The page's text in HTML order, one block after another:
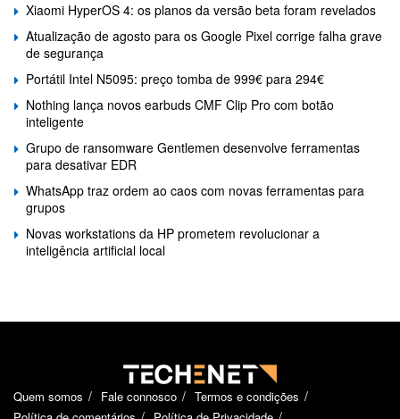
Xiaomi HyperOS 4: os planos da versão beta foram revelados
Atualização de agosto para os Google Pixel corrige falha grave
de segurança
Portátil Intel N5095: preço tomba de 999€ para 294€
Nothing lança novos earbuds CMF Clip Pro com botão
inteligente
Grupo de ransomware Gentlemen desenvolve ferramentas
para desativar EDR
WhatsApp traz ordem ao caos com novas ferramentas para
grupos
Novas workstations da HP prometem revolucionar a
inteligência artificial local
Quem somos Fale connosco
Termos e condições